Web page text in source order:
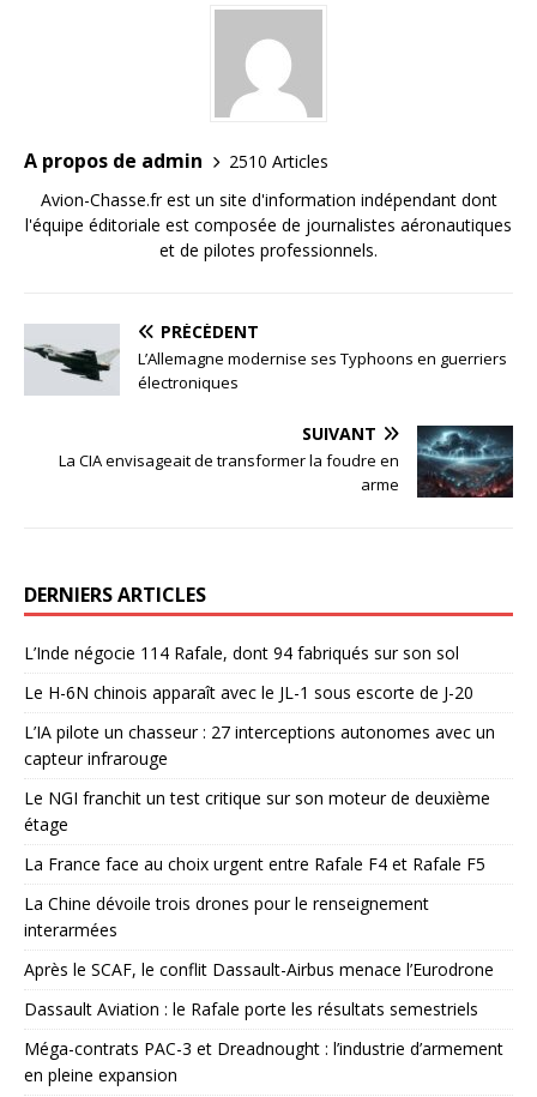
A propos de admin
2510 Articles
Avion-Chasse.fr est un site d'information indépendant dont
l'équipe éditoriale est composée de journalistes aéronautiques
et de pilotes professionnels.
PRÉCÉDENT
L’Allemagne modernise ses Typhoons en guerriers
électroniques
SUIVANT
La CIA envisageait de transformer la foudre en
arme
DERNIERS ARTICLES
L’Inde négocie 114 Rafale, dont 94 fabriqués sur son sol
Le H-6N chinois apparaît avec le JL-1 sous escorte de J-20
L’IA pilote un chasseur : 27 interceptions autonomes avec un
capteur infrarouge
Le NGI franchit un test critique sur son moteur de deuxième
étage
La France face au choix urgent entre Rafale F4 et Rafale F5
La Chine dévoile trois drones pour le renseignement
interarmées
Après le SCAF, le conflit Dassault-Airbus menace l’Eurodrone
Dassault Aviation : le Rafale porte les résultats semestriels
Méga-contrats PAC-3 et Dreadnought : l’industrie d’armement
en pleine expansion